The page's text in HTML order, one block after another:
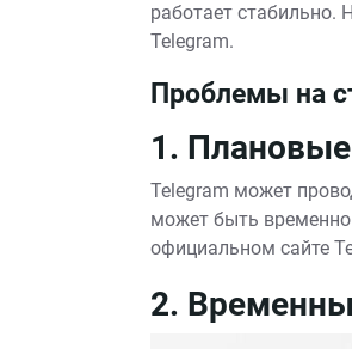
работает стабильно.
Telegram.
Проблемы на
1.
Telegram может
может быть
официальном сайте
2.